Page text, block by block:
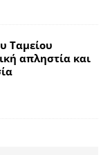
Ταμείου
απληστία και